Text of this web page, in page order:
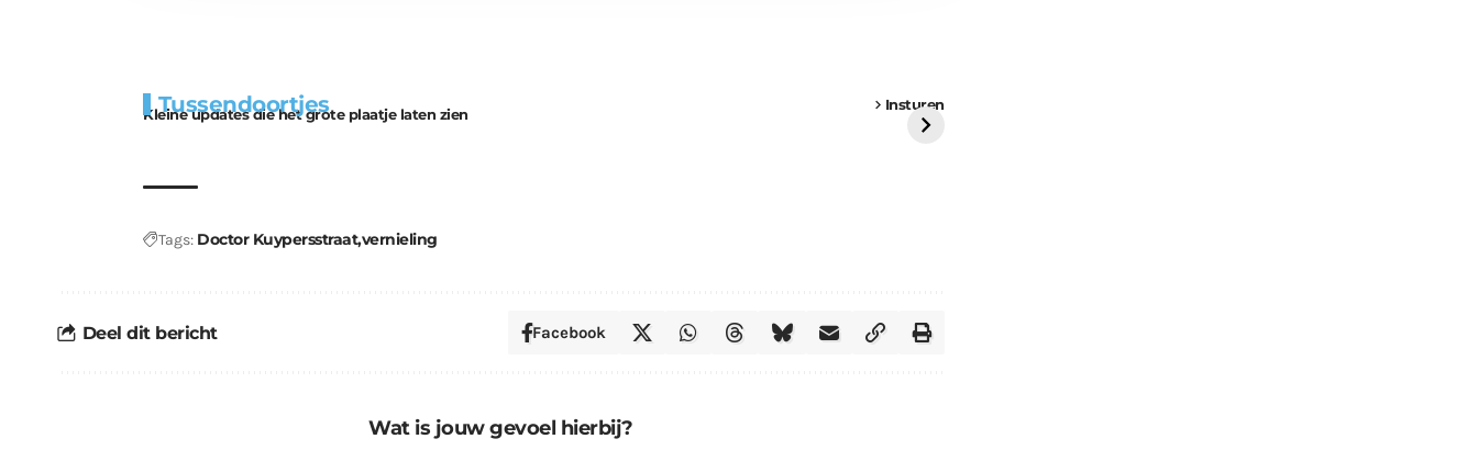
Tussendoortjes Insturen
Kleine updates die het grote plaatje laten zien
bouwmateriaal voor
kabouters
uitdaging
Tags: Doctor Kuypersstraatvernieling
Deel dit bericht Facebook
Wat is jouw gevoel hierbij?